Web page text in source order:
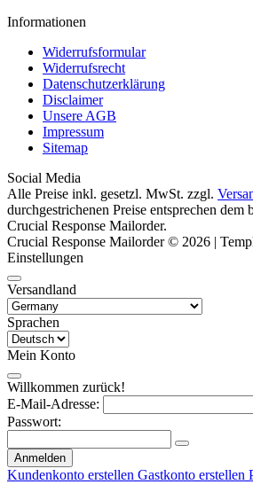
Informationen
Widerrufsformular
Widerrufsrecht
Datenschutzerklärung
Disclaimer
Unsere AGB
Impressum
Sitemap
Social Media
Alle Preise inkl. gesetzl. MwSt. zzgl.
durchgestrichenen Preise entsprechen dem
Crucial Response Mailorder.
Crucial Response Mailorder © 2026 |
Einstellungen
Versandland
Sprachen
Mein Konto
Willkommen zurück!
E-Mail-Adresse:
Passwort:
Anmelden
Kundenkonto erstellen Gastkonto erstellen